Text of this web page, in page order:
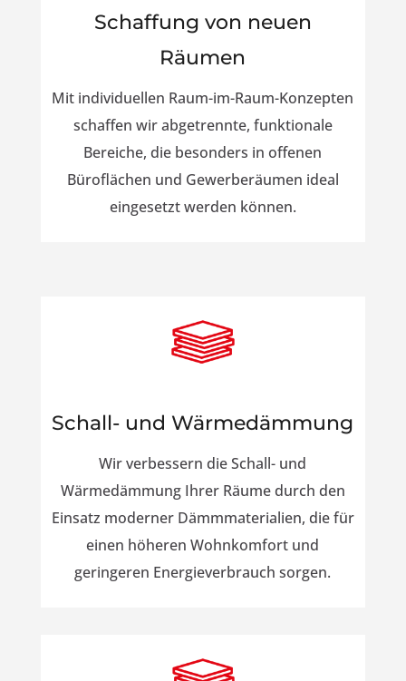
Schaffung von neuen
Räumen
Mit individuellen Raum-im-Raum-Konzepten
schaffen wir abgetrennte, funktionale
Bereiche, die besonders in offenen
Büroflächen und Gewerberäumen ideal
eingesetzt werden können.
Schall- und Wärmedämmung
Wir verbessern die Schall- und
Wärmedämmung Ihrer Räume durch den
Einsatz moderner Dämmmaterialien, die für
einen höheren Wohnkomfort und
geringeren Energieverbrauch sorgen.